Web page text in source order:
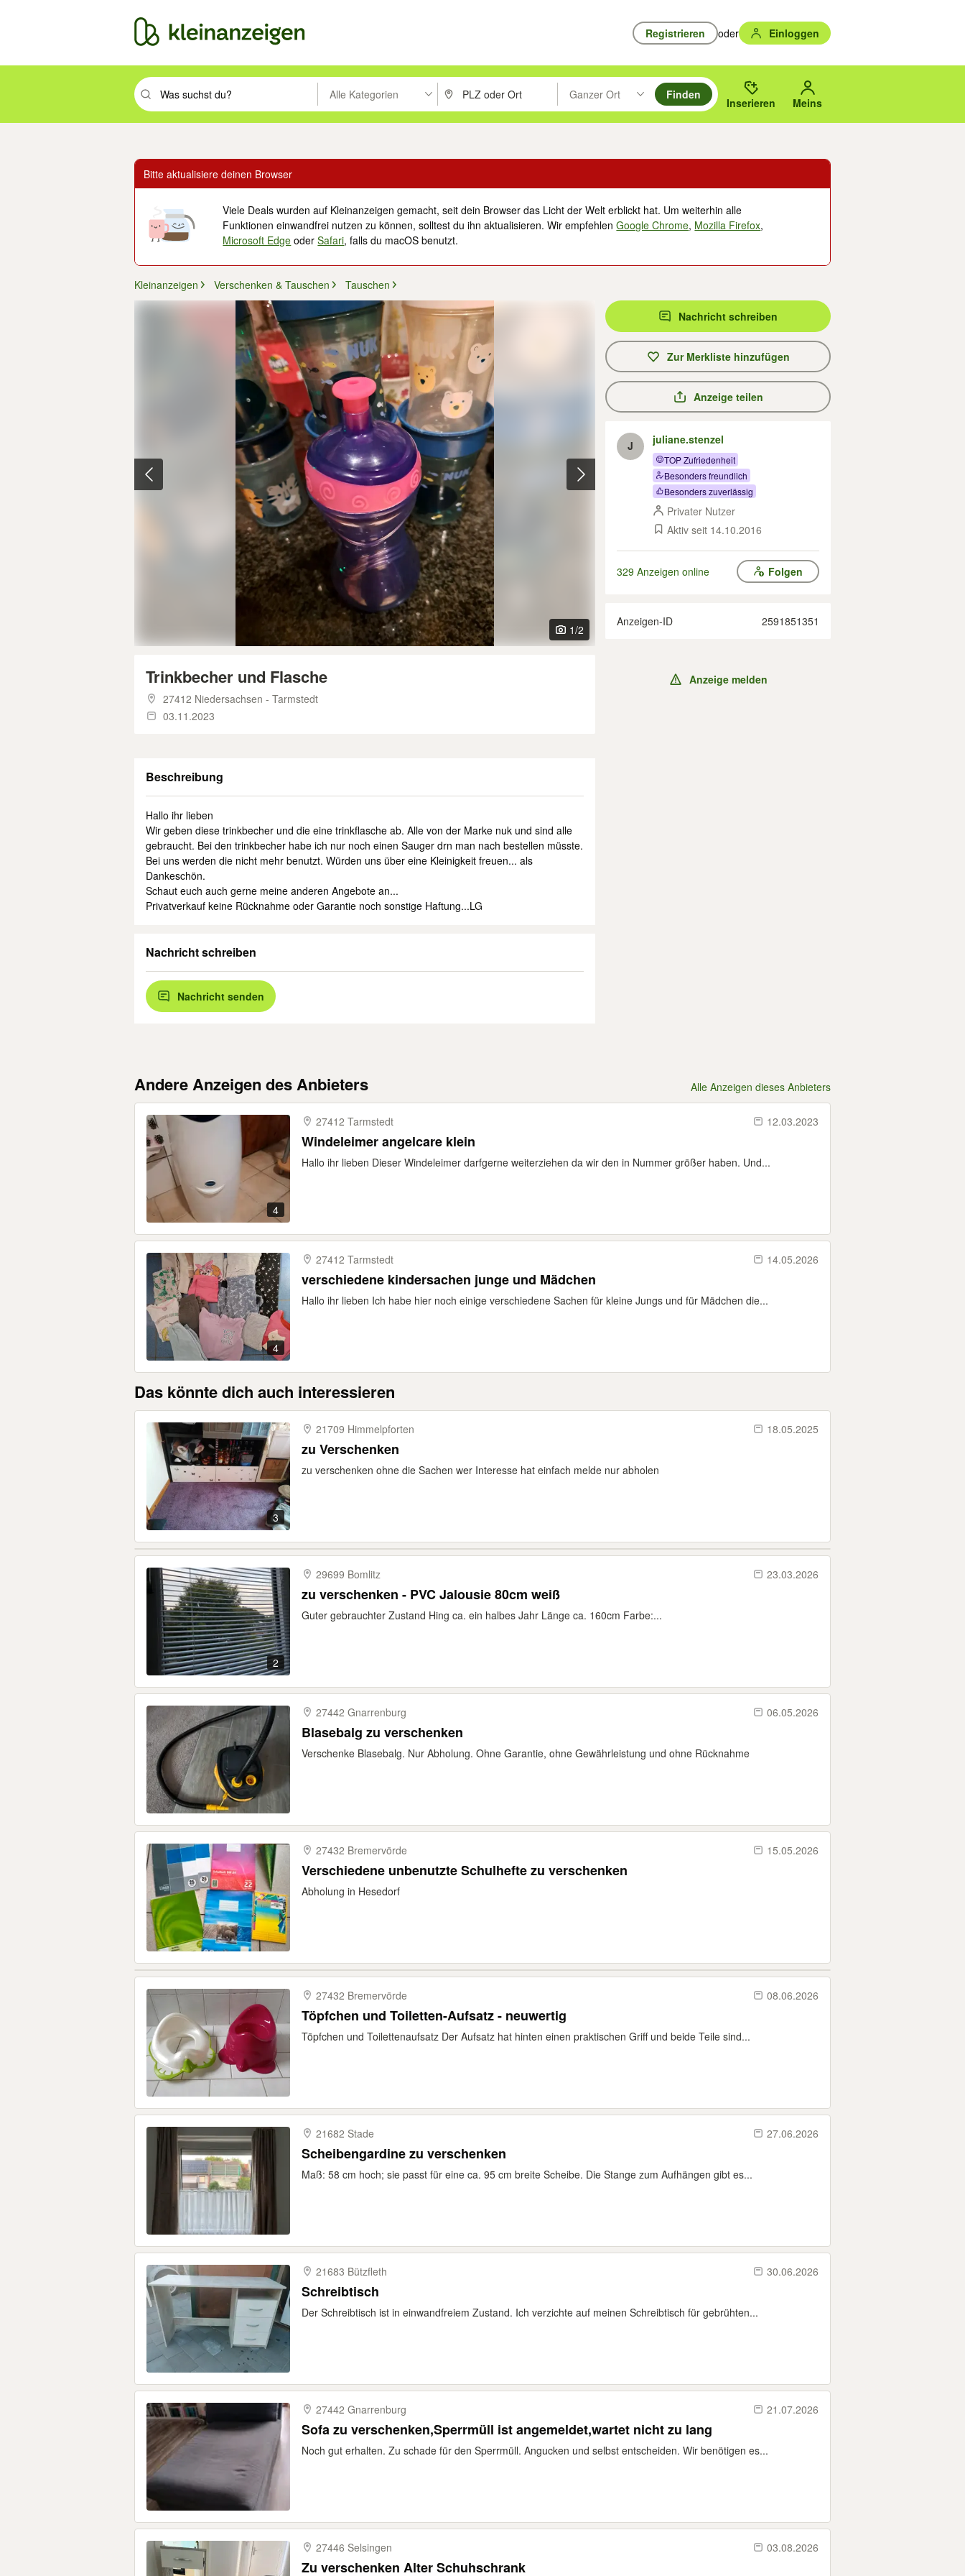
Registrieren oder Einloggen
Suchbegriff eingeben. Eingabetaste drücken um zu suchen, oder Vorschläge mit den Pfeiltasten nach oben/unten durchsuchen und mit Eingabetaste auswählen.
Alle Kategorien PLZ oder Ort eingeben. Eingabetaste drücken um zu suchen, oder Vorschläge mit den Pfeiltasten nach oben/
Ganzer Ort
Suche im Umkreis des gewählten Orts oder PLZ.
Finden
Inserieren Meins
Bitte aktualisiere deinen Browser
Viele Deals wurden auf Kleinanzeigen gemacht, seit dein Browser das Licht der Welt erblickt hat. Um weiterhin alle
Funktionen einwandfrei nutzen zu können, solltest du ihn aktualisieren. Wir empfehlenGoogle Chrome, Mozilla Firefox,
Microsoft Edge oderSafari, falls du macOS benutzt.
Kleinanzeigen Verschenken & Tauschen Tauschen
1/2
Trinkbecher und Flasche
27412 Niedersachsen - Tarmstedt
03.11.2023
Beschreibung
Hallo ihr lieben
Wir geben diese trinkbecher und die eine trinkflasche ab. Alle von der Marke nuk und sind alle
gebraucht. Bei den trinkbecher habe ich nur noch einen Sauger drn man nach bestellen müsste.
Bei uns werden die nicht mehr benutzt. Würden uns über eine Kleinigkeit freuen... als
Dankeschön.
Schaut euch auch gerne meine anderen Angebote an...
Privatverkauf keine Rücknahme oder Garantie noch sonstige Haftung...LG
Nachricht schreiben
Nachricht senden
Nachricht schreiben
Zur Merkliste hinzufügen
Anzeige teilen
J juliane.stenzel
TOP Zufriedenheit
Besonders freundlich
Besonders zuverlässig
Privater Nutzer
Aktiv seit 14.10.2016
329 Anzeigen online Folgen
Anzeigen-ID 2591851351
Anzeige melden
Andere Anzeigen des Anbieters Alle Anzeigen dieses Anbieters
4
27412 Tarmstedt 12.03.2023
Windeleimer angelcare klein
Hallo ihr lieben Dieser Windeleimer darfgerne weiterziehen da wir den in Nummer größer haben. Und...
4
27412 Tarmstedt 14.05.2026
verschiedene kindersachen junge und Mädchen
Hallo ihr lieben Ich habe hier noch einige verschiedene Sachen für kleine Jungs und für Mädchen die...
Das könnte dich auch interessieren
3
21709 Himmelpforten 18.05.2025
zu Verschenken
zu verschenken ohne die Sachen wer Interesse hat einfach melde nur abholen
2
29699 Bomlitz 23.03.2026
zu verschenken - PVC Jalousie 80cm weiß
Guter gebrauchter Zustand Hing ca. ein halbes Jahr Länge ca. 160cm Farbe:...
27442 Gnarrenburg 06.05.2026
Blasebalg zu verschenken
Verschenke Blasebalg. Nur Abholung. Ohne Garantie, ohne Gewährleistung und ohne Rücknahme
27432 Bremervörde 15.05.2026
Verschiedene unbenutzte Schulhefte zu verschenken
Abholung in Hesedorf
27432 Bremervörde 08.06.2026
Töpfchen und Toiletten-Aufsatz - neuwertig
Töpfchen und Toilettenaufsatz Der Aufsatz hat hinten einen praktischen Griff und beide Teile sind...
21682 Stade 27.06.2026
Scheibengardine zu verschenken
Maß: 58 cm hoch; sie passt für eine ca. 95 cm breite Scheibe. Die Stange zum Aufhängen gibt es...
21683 Bützfleth 30.06.2026
Schreibtisch
Der Schreibtisch ist in einwandfreiem Zustand. Ich verzichte auf meinen Schreibtisch für gebrühten...
27442 Gnarrenburg 21.07.2026
Sofa zu verschenken,Sperrmüll ist angemeldet,wartet nicht zu lang
Noch gut erhalten. Zu schade für den Sperrmüll. Angucken und selbst entscheiden. Wir benötigen es...
27446 Selsingen 03.08.2026
Zu verschenken Alter Schuhschrank